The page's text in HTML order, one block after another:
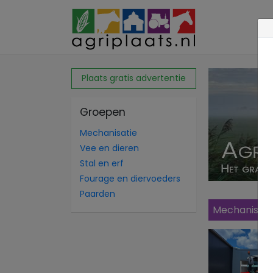
Plaats gratis advertentie
Groepen
Mechanisatie
Vee en dieren
Stal en erf
Fourage en diervoeders
Paarden